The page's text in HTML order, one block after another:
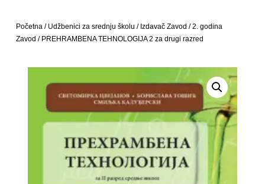
Početna/ Udžbenici za srednju školu / Izdavač Zavod /2. godina
Zavod / PREHRAMBENA TEHNOLOGIJA 2 za drugi razred